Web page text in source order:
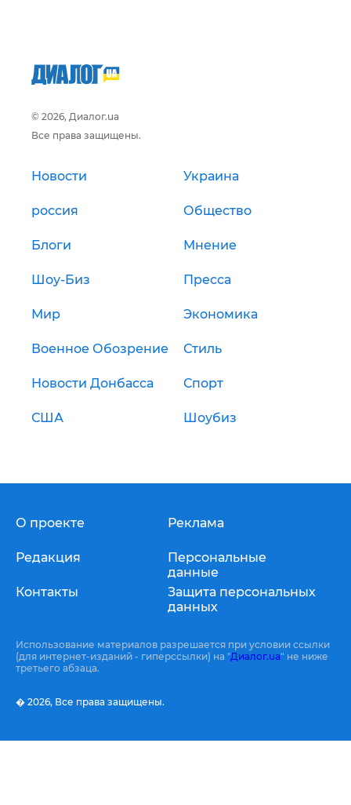
© 2026, Диалог.ua
Все права защищены.
Новости Украина
россия Общество
Блоги Мнение
Шоу-Биз Пресса
Мир Экономика
Военное Обозрение Стиль
Новости Донбасса Спорт
США Шоубиз
О проекте
Редакция
Контакты
Реклама
Персональные
данные
Защита персональных
данных
Использование материалов разрешается при условии ссылки
(для интернет-изданий - гиперссылки) на "Диалог.ua" не ниже
третьего абзаца.
� 2026, Все права защищены.